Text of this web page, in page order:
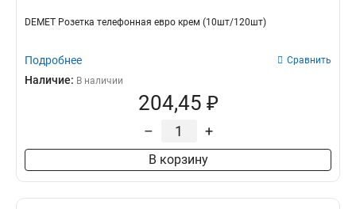
DEMET Розетка телефонная евро крем (10шт/120шт)
Подробнее Сравнить
Наличие: В наличии
204,45 ₽
– +
В корзину